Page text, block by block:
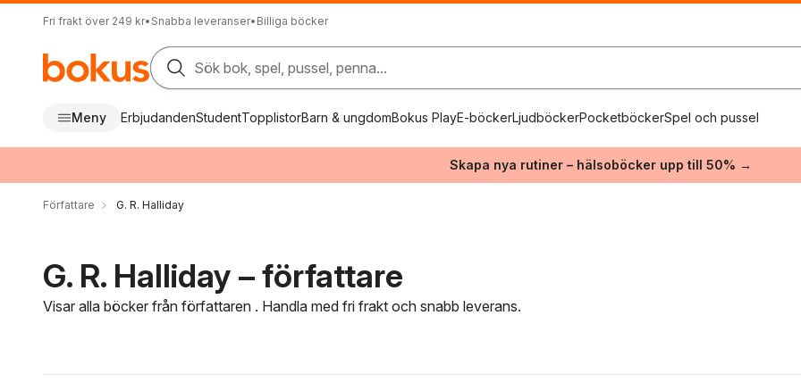
Fri frakt över 249 kr• Snabba leveranser• Billiga böcker
Sök bok, spel, pussel, penna...
Meny ErbjudandenStudentTopplistorBarn & ungdomBokus PlayE-böckerLjudböckerPocketböckerSpel och pussel
Skapa nya rutiner – hälsoböcker upp till 50% →
Författare G. R. Halliday
G. R. Halliday – författare
Visar alla böcker från författaren . Handla med fri frakt och snabb leverans.